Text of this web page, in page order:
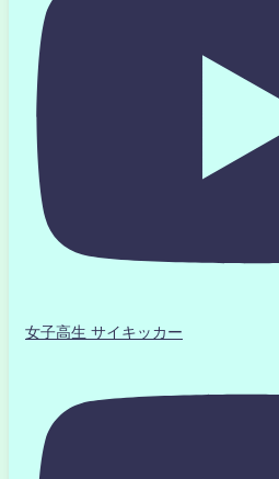
女子高生 サイキッカー